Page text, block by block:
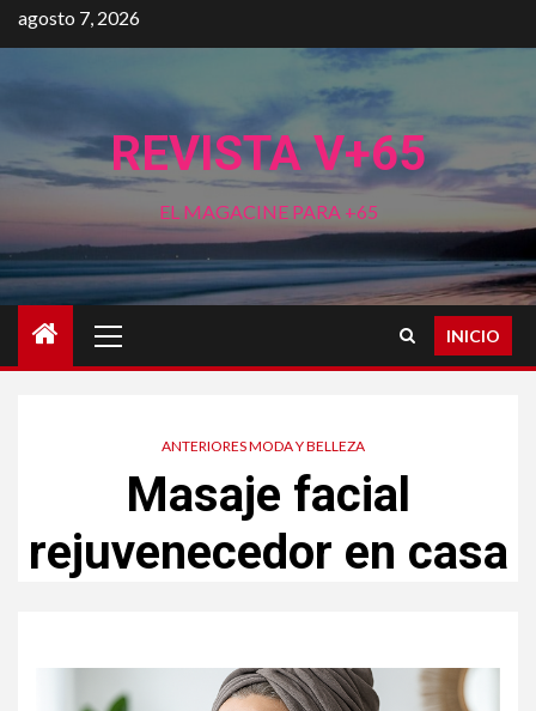
Saltar
al
agosto 7, 2026
REVISTA V+65
EL MAGACINE PARA +65
principal
INICIO
ANTERIORES MODA Y BELLEZA
Masaje facial
rejuvenecedor en casa